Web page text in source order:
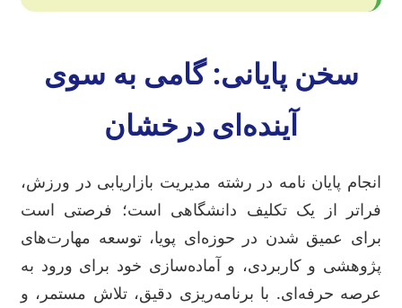
سخن پایانی: گامی به سوی
آینده‌ای درخشان
انجام پایان نامه در رشته مدیریت بازاریابی در ورزش،
فراتر از یک تکلیف دانشگاهی است؛ فرصتی است
برای عمیق شدن در حوزه‌ای پویا، توسعه مهارت‌های
پژوهشی و کاربردی، و آماده‌سازی خود برای ورود به
عرصه حرفه‌ای. با برنامه‌ریزی دقیق، تلاش مستمر، و